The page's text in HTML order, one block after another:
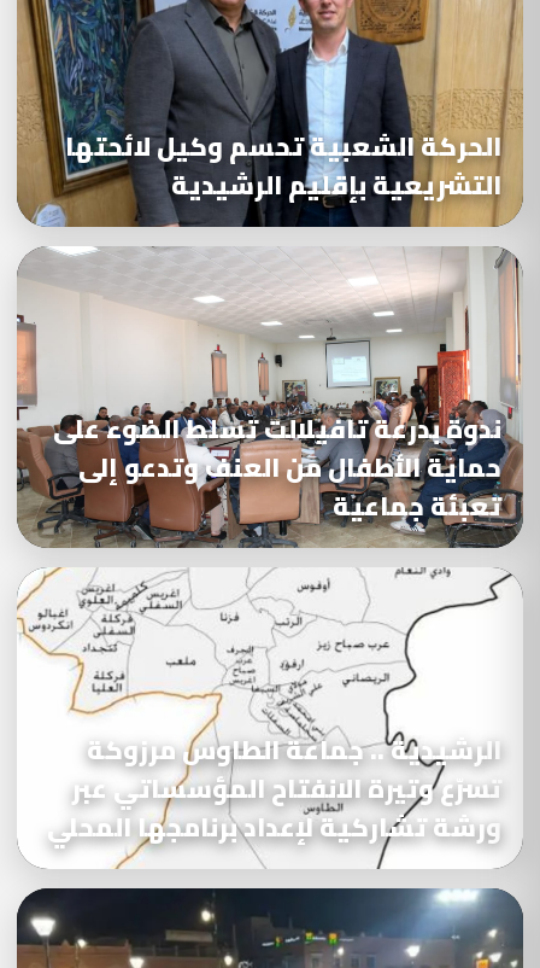
الحركة الشعبية تحسم وكيل لائحتها
التشريعية بإقليم الرشيدية
ندوة بدرعة تافيلالت تسلط الضوء على
حماية الأطفال من العنف وتدعو إلى
تعبئة جماعية
الرشيدية .. جماعة الطاوس مرزوكة
تسرّع وتيرة الانفتاح المؤسساتي عبر
ورشة تشاركية لإعداد برنامجها المحلي